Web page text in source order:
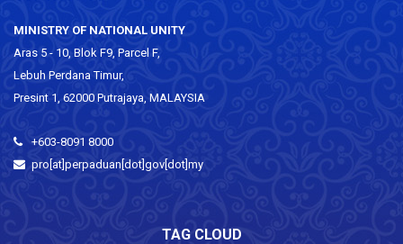
MINISTRY OF NATIONAL UNITY
Aras 5 - 10, Blok F9, Parcel F,
Lebuh Perdana Timur,
Presint 1, 62000 Putrajaya, MALAYSIA
+603-8091 8000
pro[at]perpaduan[dot]gov[dot]my
TAG CLOUD